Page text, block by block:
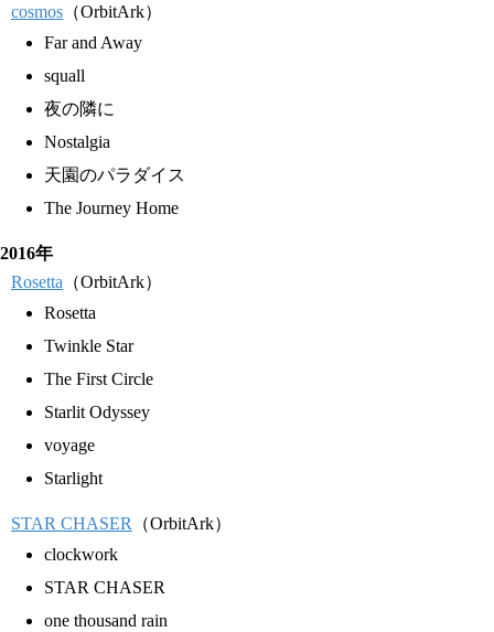
cosmos （OrbitArk）
Far and Away
squall
夜の隣に
Nostalgia
天園のパラダイス
The Journey Home
2016年
Rosetta （OrbitArk）
Rosetta
Twinkle Star
The First Circle
Starlit Odyssey
voyage
Starlight
STAR CHASER
（OrbitArk）
clockwork
STAR CHASER
one thousand rain